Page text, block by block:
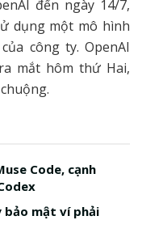
đến ngày 14/7,
dụng một mô hình
công ty. OpenAI
mắt hôm thứ Hai,
Code, cạnh
bảo mật ví phải